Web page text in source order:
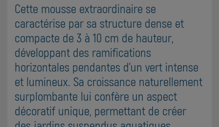
Cette mousse extraordinaire se
caractérise par sa structure dense et
compacte de 3 à 10 cm de hauteur,
développant des ramifications
horizontales pendantes d'un vert intense
et lumineux. Sa croissance naturellement
surplombante lui confère un aspect
décoratif unique, permettant de créer